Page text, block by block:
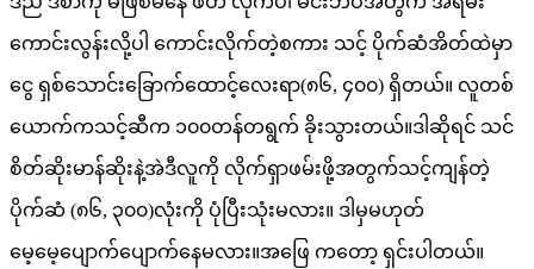
ကောင်းလွန်းလို့ပါ ကောင်းလိုက်တဲ့စကား သင့် ပိုက်ဆံအိတ်ထဲမှာ
ငွေ ရှစ်သောင်းခြောက်ထောင့်လေးရာ(၈၆, ၄၀၀) ရှိတယ်။ လူတစ်
ယောက်ကသင့်ဆီက ၁၀၀တန်တရွက် ခိုးသွားတယ်။ဒါဆိုရင် သင်
စိတ်ဆိုးမာန်ဆိုးနဲ့အဲဒီလူကို လိုက်ရှာဖမ်းဖို့အတွက်သင့်ကျန်တဲ့
ပိုက်ဆံ (၈၆, ၃၀၀)လုံးကို ပုံပြီးသုံးမလား။ ဒါမှမဟုတ်
မေ့မေ့ပျောက်ပျောက်နေမလား။အဖြေ ကတော့ ရှင်းပါတယ်။